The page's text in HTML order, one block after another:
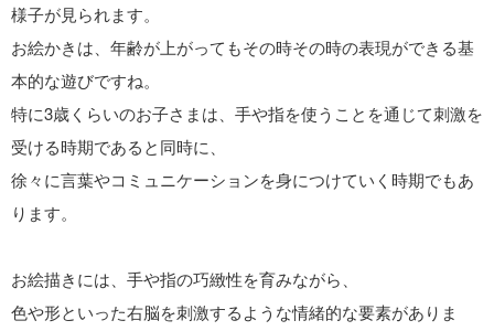
様子が見られます。
お絵かきは、年齢が上がってもその時その時の表現ができる基
本的な遊びですね。
特に3歳くらいのお子さまは、手や指を使うことを通じて刺激を
受ける時期であると同時に、
徐々に言葉やコミュニケーションを身につけていく時期でもあ
ります。
お絵描きには、手や指の巧緻性を育みながら、
色や形といった右脳を刺激するような情緒的な要素がありま